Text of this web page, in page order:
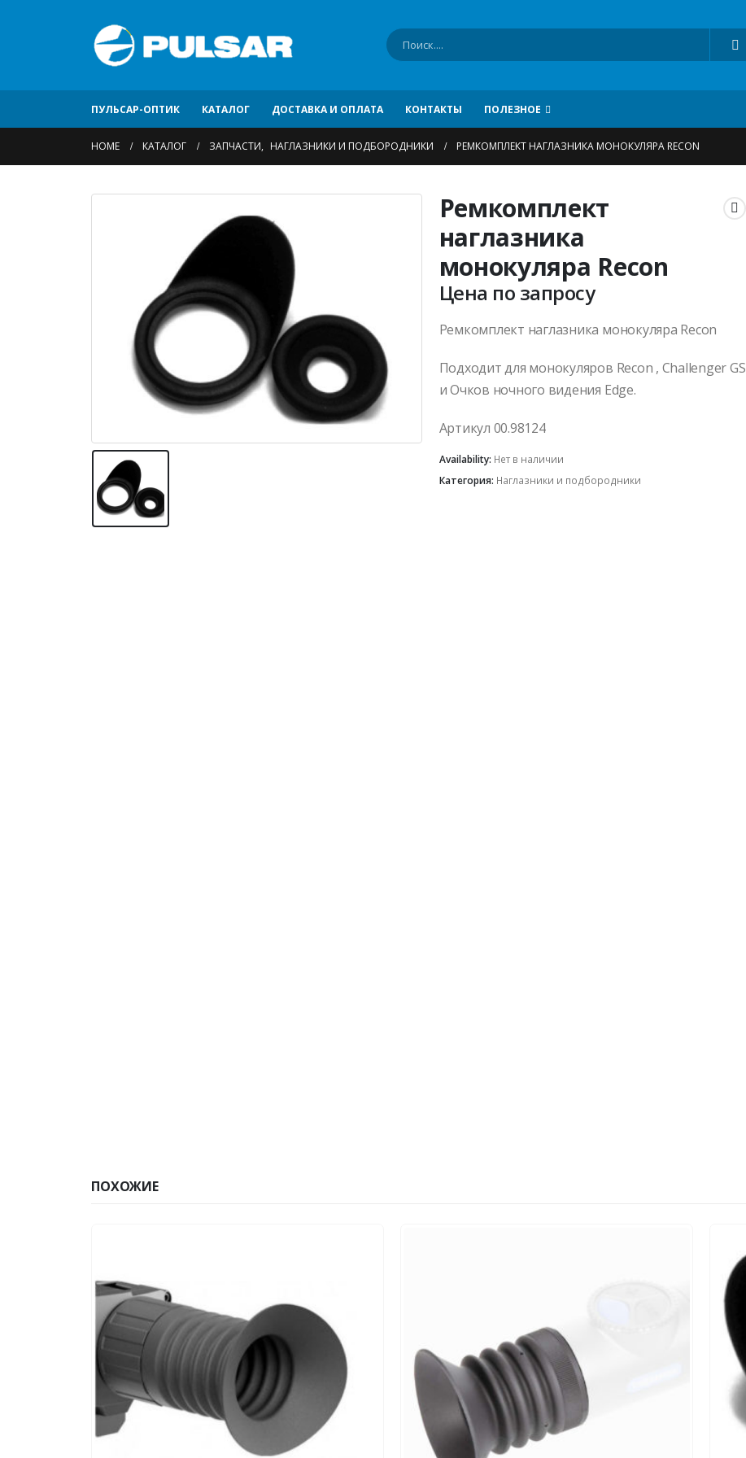
ПУЛЬСАР-ОПТИК КАТАЛОГ ДОСТАВКА И ОПЛАТА КОНТАКТЫ ПОЛЕЗНОЕ
HOME КАТАЛОГ ЗАПЧАСТИ, НАГЛАЗНИКИ И ПОДБОРОДНИКИ РЕМКОМПЛЕКТ НАГЛАЗНИКА МОНОКУЛЯРА RECON
Ремкомплект
наглазника
монокуляра Recon
Цена по запросу
Ремкомплект наглазника монокуляра Recon
Подходит для монокуляров Recon , Challenger GS
и Очков ночного видения Edge.
Артикул 00.98124
Availability: Нет в наличии
Категория: Наглазники и подбородники
ПОХОЖИЕ
НЕТ В НАЛИЧИИ